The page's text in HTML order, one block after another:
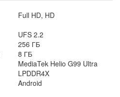
Full HD, HD
UFS 2.2
256 ГБ
8 ГБ
MediaTek Helio G99 Ultra
LPDDR4X
Android